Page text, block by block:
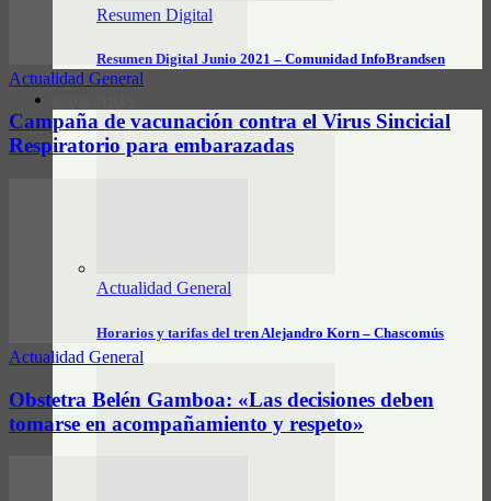
Resumen Digital
Resumen Digital Junio 2021 – Comunidad InfoBrandsen
Actualidad General
Horarios y tarifas del tren Alejandro Korn – Chascomús
Actualidad General
Campaña de vacunación contra el Virus Sincicial
Respiratorio para embarazadas
Actualidad General
Obstetra Belén Gamboa: «Las decisiones deben
tomarse en acompañamiento y respeto»